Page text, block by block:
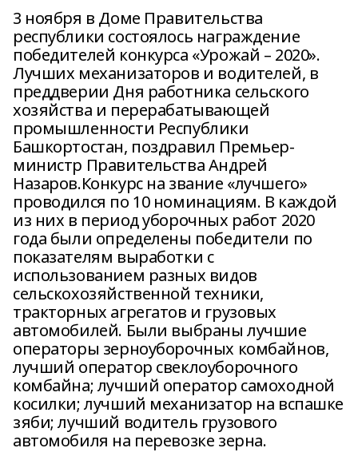
3 ноября в Доме Правительства
республики состоялось награждение
победителей конкурса «Урожай – 2020».
Лучших механизаторов и водителей, в
преддверии Дня работника сельского
хозяйства и перерабатывающей
промышленности Республики
Башкортостан, поздравил Премьер-
министр Правительства Андрей
Назаров.Конкурс на звание «лучшего»
проводился по 10 номинациям. В каждой
из них в период уборочных работ 2020
года были определены победители по
показателям выработки с
использованием разных видов
сельскохозяйственной техники,
тракторных агрегатов и грузовых
автомобилей. Были выбраны лучшие
операторы зерноуборочных комбайнов,
лучший оператор свеклоуборочного
комбайна; лучший оператор самоходной
косилки; лучший механизатор на вспашке
зяби; лучший водитель грузового
автомобиля на перевозке зерна.